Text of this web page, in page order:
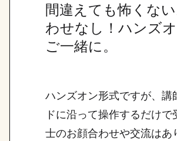
間違えても怖くな
わせなし！ハンズ
ご一緒に。
ハンズオン形式ですが、講
ドに沿って操作するだけで
士のお顔合わせや交流はあ